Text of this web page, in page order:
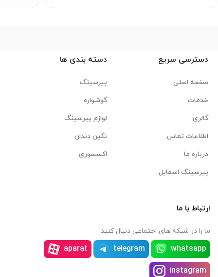
دسترسی سریع
صفحه اصلی
خدمات
گالری
اطلاعات تماس
درباره ما
پیرسینگ اسمایل
دسته بندی ها
پیرسینگ
گوشواره
لوازم پیرسینگ
نگین دندان
اکسسوری
ارتباط با ما
ما را در شبکه های اجتماعی دنبال کنید
whatsapp
telegram
aparat
instagram